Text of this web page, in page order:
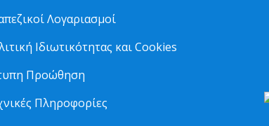
Λογαριασμοί
Ιδιωτικότητας και Cookies
Προώθηση
Πληροφορίες